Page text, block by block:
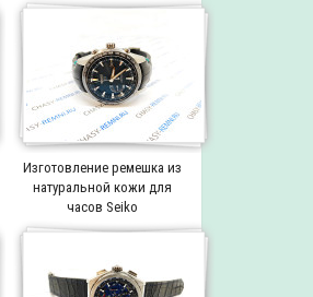
Изготовление ремешка из
натуральной кожи для
часов Seiko